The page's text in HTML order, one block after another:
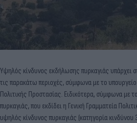
Υψηλός κίνδυνος εκδήλωσης πυρκαγιάς υπάρχει
τις παρακάτω περιοχές, σύμφωνα με το υπουργείο
Πολιτικής Προστασίας. Ειδικότερα, σύμφωνα με
πυρκαγιάς, που εκδίδει η Γενική Γραμματεία
υψηλός κίνδυνος πυρκαγιάς (κατηγορία κινδύνου